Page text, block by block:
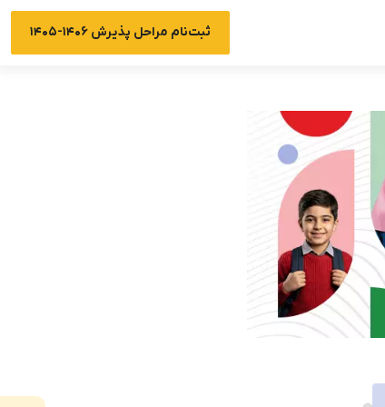
ثبت‌نام مراحل پذیرش ۱۴۰۶-۱۴۰۵